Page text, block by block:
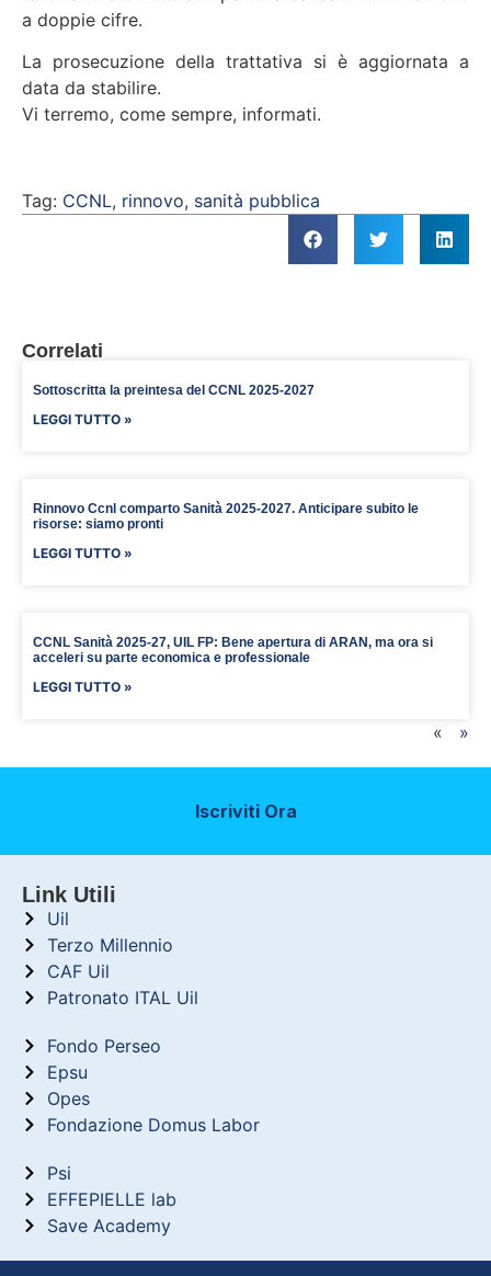
a doppie cifre.
La prosecuzione della trattativa si è aggiornata a
data da stabilire.
Vi terremo, come sempre, informati.
Tag: CCNL, rinnovo, sanità pubblica
Correlati
Sottoscritta la preintesa del CCNL 2025-2027
LEGGI TUTTO »
Rinnovo Ccnl comparto Sanità 2025-2027. Anticipare subito le
risorse: siamo pronti
LEGGI TUTTO »
CCNL Sanità 2025-27, UIL FP: Bene apertura di ARAN, ma ora si
acceleri su parte economica e professionale
LEGGI TUTTO »
« »
Iscriviti Ora
Link Utili
Uil
Terzo Millennio
CAF Uil
Patronato ITAL Uil
Fondo Perseo
Epsu
Opes
Fondazione Domus Labor
Psi
EFFEPIELLE lab
Save Academy